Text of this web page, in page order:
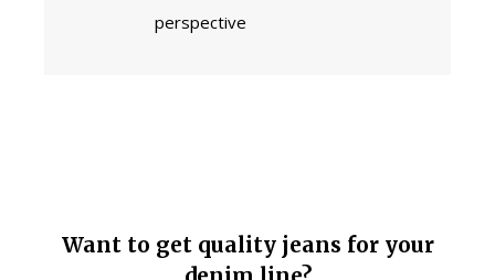
perspective
Want to get quality jeans for your